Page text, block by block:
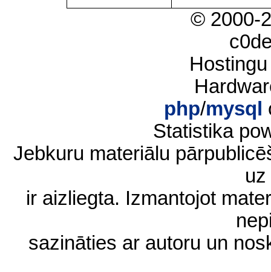
© 2000-
php/mysql
Statistika
Jebkuru materiālu
ir aizliegta. Izmantojot
sazināties ar autoru un